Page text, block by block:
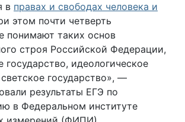
в правах и свободах человека и
этом почти четверть
понимают таких основ
строя Российской Федерации,
государство, идеологическое
государство», —
результаты ЕГЭ по
в Федеральном институте